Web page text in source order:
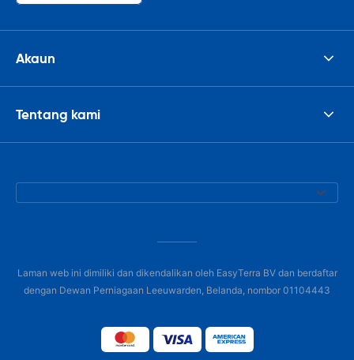
Akaun
Tentang kami
Laman web ini dimiliki dan dikendalikan oleh EasyTerra BV dan berdaftar
dengan Dewan Perniagaan Leeuwarden, Belanda, nombor 01104443